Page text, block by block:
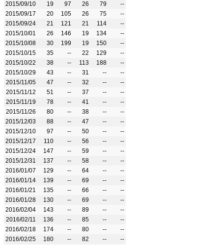
2015/09/10
19 97 26 79
--
2015/09/17
20 105 26 75
--
2015/09/24
21 121 21 114
--
2015/10/01
26 146 19 134
--
2015/10/08
30 199 19 150
--
2015/10/15
35 -- 22 129
--
2015/10/22
38 -- 113 188
--
2015/10/29
43 -- 31 --
--
2015/11/05
47 -- 32 --
--
2015/11/12
51 -- 37 --
--
2015/11/19
78 -- 41 --
--
2015/11/26
80 -- 38 --
--
2015/12/03
88 -- 47 --
--
2015/12/10
97 -- 50 --
--
2015/12/17
110 -- 56 --
--
2015/12/24
147 -- 59 --
--
2015/12/31
137 -- 58 --
--
2016/01/07
129 -- 64 --
--
2016/01/14
139 -- 69 --
--
2016/01/21
135 -- 66 --
--
2016/01/28
130 -- 69 --
--
2016/02/04
143 -- 89 --
--
2016/02/11
136 -- 85 --
--
2016/02/18
174 -- 80 --
--
2016/02/25
180 -- 82 --
--